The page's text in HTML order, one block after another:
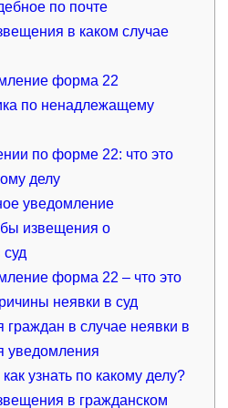
по почте
в каком случае
форма 22
по ненадлежащему
по форме 22: что это
делу
уведомление
извещения о
форма 22 – что это
неявки в суд
граждан в случае неявки в
уведомления
узнать по какому делу?
в гражданском